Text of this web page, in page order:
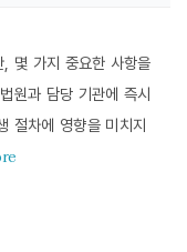
몇 가지 중요한 사항을
원과 담당 기관에 즉시
절차에 영향을 미치지